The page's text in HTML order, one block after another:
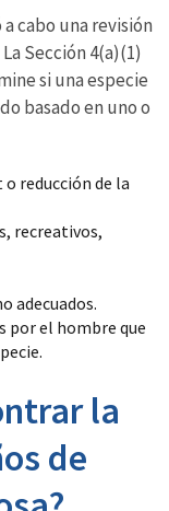
cabo una revisión
Sección 4(a)(1)
si una especie
basado en uno o
reducción de la
recreativos,
adecuados.
por el hombre que
la
de